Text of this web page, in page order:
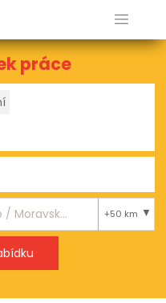
práce
+50 km